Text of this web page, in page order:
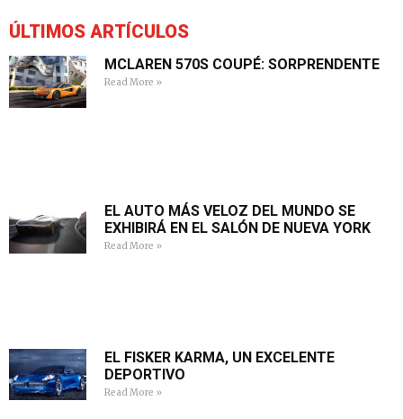
ÚLTIMOS ARTÍCULOS
MCLAREN 570S COUPÉ: SORPRENDENTE
Read More »
EL AUTO MÁS VELOZ DEL MUNDO SE
EXHIBIRÁ EN EL SALÓN DE NUEVA YORK
Read More »
EL FISKER KARMA, UN EXCELENTE
DEPORTIVO
Read More »